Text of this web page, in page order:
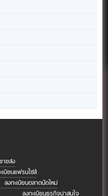
ายส่ง
เบียนแฟรนไชส์
ลงทะเบียนตลาดนัดใหม่
ลงทะเบียนธุรกิจน่าสนใจ